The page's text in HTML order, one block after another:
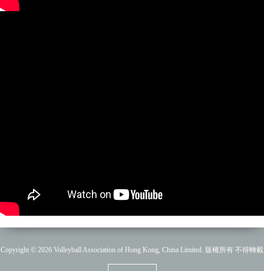
Copyright © 2026 Volleyball Association of Hong Kong, China Limited. 版權所有 不得轉載